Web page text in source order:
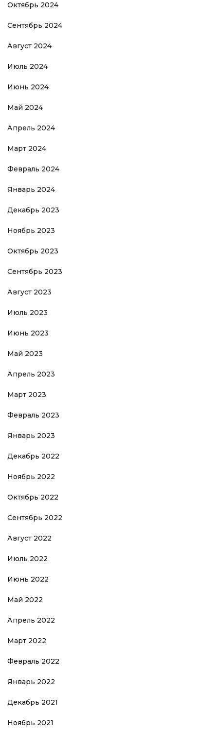
Октябрь 2024
Сентябрь 2024
Август 2024
Июль 2024
Июнь 2024
Май 2024
Апрель 2024
Март 2024
Февраль 2024
Январь 2024
Декабрь 2023
Ноябрь 2023
Октябрь 2023
Сентябрь 2023
Август 2023
Июль 2023
Июнь 2023
Май 2023
Апрель 2023
Март 2023
Февраль 2023
Январь 2023
Декабрь 2022
Ноябрь 2022
Октябрь 2022
Сентябрь 2022
Август 2022
Июль 2022
Июнь 2022
Май 2022
Апрель 2022
Март 2022
Февраль 2022
Январь 2022
Декабрь 2021
Ноябрь 2021